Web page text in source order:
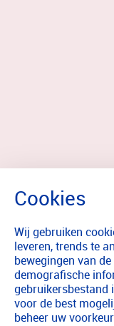
Wij gebruiken
leveren, trends te
bewegingen van
demografische
gebruikersbestand
voor de best
beheer uw